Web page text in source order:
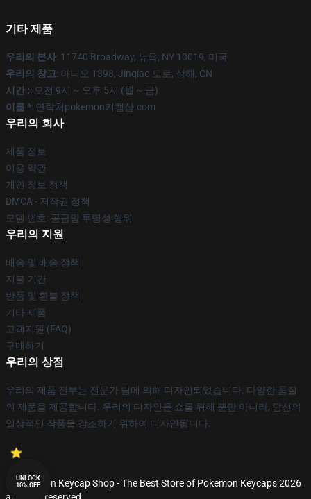
기타 제품
우리의 본사: 11740 Broadway, 뉴욕, NY 10019, 미국
우리의 창고: 아니오 1398, Jinqiao 도로, 상해, CN
시간 :: 오전 9시 ~ 오후 5시 (월 ~ 금)
이름 *: 연락처pokemon키캡샵.com
우리의 회사
제품 정보
이용 약관
개인 정보 정책
DMCA - 저작권 정책
모델 번호: 공급망 투명성 행위
우리의 지원
배송 및 배송 정책
지불 기간
반품 및 환불 정책
기타 제품
고객지원 (FAQ)
구매하기
우리의 상점
우리의 제품 전부는 전문가 팀에 의해 디자인되었습니다. 다양한 품질
의 제품을 제공합니다. 우리의 디자인은 쇼를 위해 뿐만 아니라, 당신의
일상적인 작풍을 강조하기 위하여 디자인됩니다.
© Pokemon Keycap Shop - The Best Store of Pokemon Keycaps 2026
UNLOCK
10% OFF